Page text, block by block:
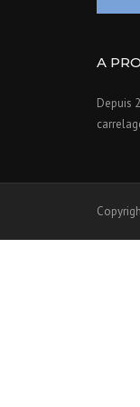
A
Depuis